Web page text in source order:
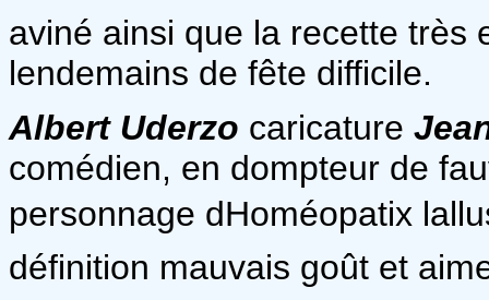
aviné ainsi que la recette très
lendemains de fête difficile.
Albert Uderzo caricature
comédien, en dompteur de
personnage dHoméopatix
définition mauvais goût et